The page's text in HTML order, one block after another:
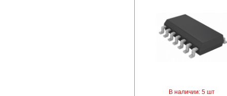
В наличии: 5 шт